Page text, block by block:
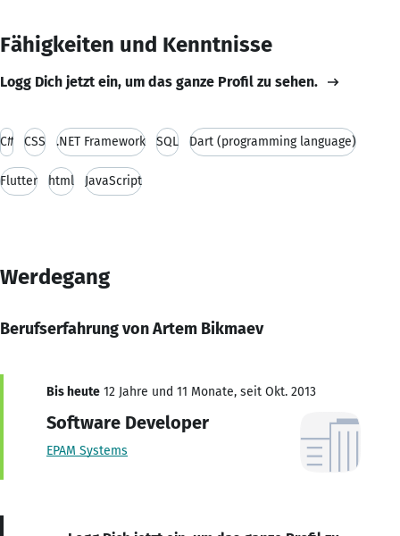
Fähigkeiten und Kenntnisse
Logg Dich jetzt ein, um das ganze Profil zu sehen.
C# CSS .NET Framework SQL Dart (programming language)
Flutter html JavaScript
Werdegang
Berufserfahrung von Artem Bikmaev
Bis heute 12 Jahre und 11 Monate, seit Okt. 2013
Software Developer
EPAM Systems